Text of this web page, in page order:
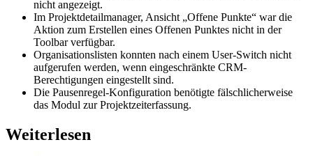
nicht angezeigt.
Im Projektdetailmanager, Ansicht „Offene Punkte“ war die
Aktion zum Erstellen eines Offenen Punktes nicht in der
Toolbar verfügbar.
Organisationslisten konnten nach einem User-Switch nicht
aufgerufen werden, wenn eingeschränkte CRM-
Berechtigungen eingestellt sind.
Die Pausenregel-Konfiguration benötigte fälschlicherweise
das Modul zur Projektzeiterfassung.
Weiterlesen